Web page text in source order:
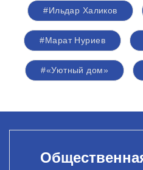
#Ильдар Халиков
#Марат Нуриев
#«Уютный дом»